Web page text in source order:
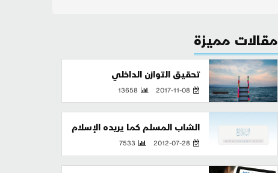
مقالات مميزة
تحقيق التوازن الداخلي
2017-11-08
13658
الشاب المسلم كما يريده الإسلام
2012-07-28
7533